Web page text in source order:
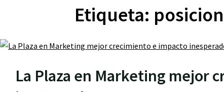
Etiqueta:
La Plaza en Marketing mejor